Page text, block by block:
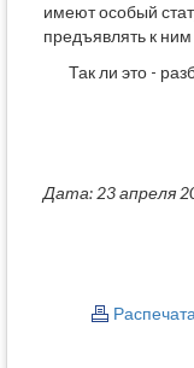
имеют особый
предъявлять к
Так ли это -
Дата: 23 апреля